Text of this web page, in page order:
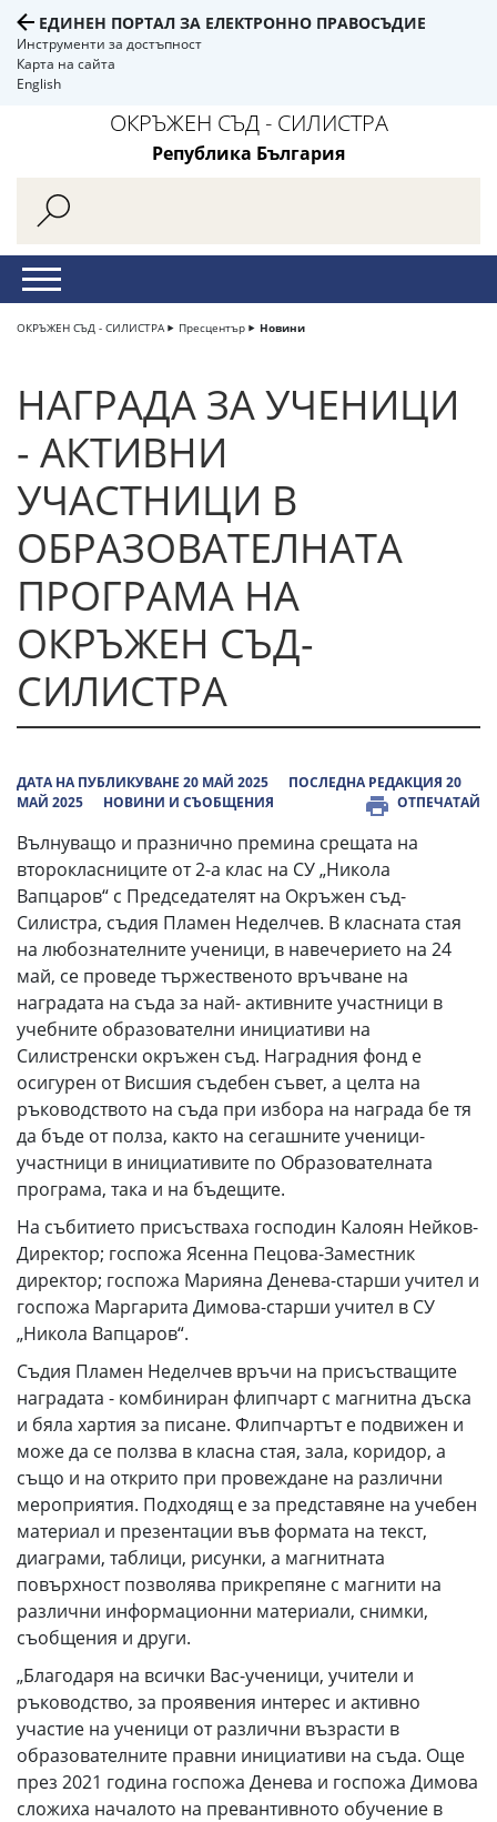
ЕДИНЕН ПОРТАЛ ЗА ЕЛЕКТРОННО ПРАВОСЪДИЕ
Инструменти за достъпност
Карта на сайта
English
ОКРЪЖЕН СЪД - СИЛИСТРА
Република България
ОКРЪЖЕН СЪД - СИЛИСТРА Пресцентър Новини
НАГРАДА ЗА УЧЕНИЦИ
- АКТИВНИ
УЧАСТНИЦИ В
ОБРАЗОВАТЕЛНАТА
ПРОГРАМА НА
ОКРЪЖЕН СЪД-
СИЛИСТРА
ДАТА НА ПУБЛИКУВАНЕ 20 МАЙ 2025
ПОСЛЕДНА РЕДАКЦИЯ 20
МАЙ 2025
НОВИНИ И СЪОБЩЕНИЯ ОТПЕЧАТАЙ
Вълнуващо и празнично премина срещата на
второкласниците от 2-а клас на СУ „Никола
Вапцаров“ с Председателят на Окръжен съд-
Силистра, съдия Пламен Неделчев. В класната стая
на любознателните ученици, в навечерието на 24
май, се проведе тържественото връчване на
наградата на съда за най- активните участници в
учебните образователни инициативи на
Силистренски окръжен съд. Наградния фонд е
осигурен от Висшия съдебен съвет, а целта на
ръководството на съда при избора на награда бе тя
да бъде от полза, както на сегашните ученици-
участници в инициативите по Образователната
програма, така и на бъдещите.
На събитието присъстваха господин Калоян Нейков-
Директор; госпожа Ясенна Пецова-Заместник
директор; госпожа Марияна Денева-старши учител и
госпожа Маргарита Димова-старши учител в СУ
„Никола Вапцаров“.
Съдия Пламен Неделчев връчи на присъстващите
наградата - комбиниран флипчарт с магнитна дъска
и бяла хартия за писане. Флипчартът е подвижен и
може да се ползва в класна стая, зала, коридор, а
също и на открито при провеждане на различни
мероприятия. Подходящ е за представяне на учебен
материал и презентации във формата на текст,
диаграми, таблици, рисунки, а магнитната
повърхност позволява прикрепяне с магнити на
различни информационни материали, снимки,
съобщения и други.
„Благодаря на всички Вас-ученици, учители и
ръководство, за проявения интерес и активно
участие на ученици от различни възрасти в
образователните правни инициативи на съда. Още
през 2021 година госпожа Денева и госпожа Димова
сложиха началото на превантивното обучение в